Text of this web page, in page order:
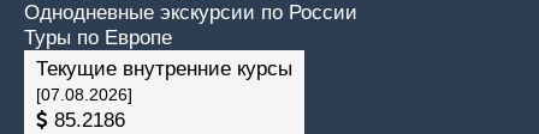
Однодневные экскурсии по России
Туры по Европе
Текущие внутренние курсы
[07.08.2026]
85.2186